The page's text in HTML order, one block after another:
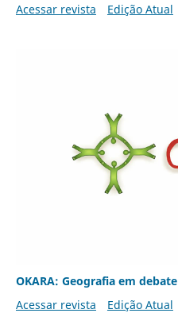
Acessar revista
Edição Atual
OKARA: Geografia em debate
Acessar revista
Edição Atual